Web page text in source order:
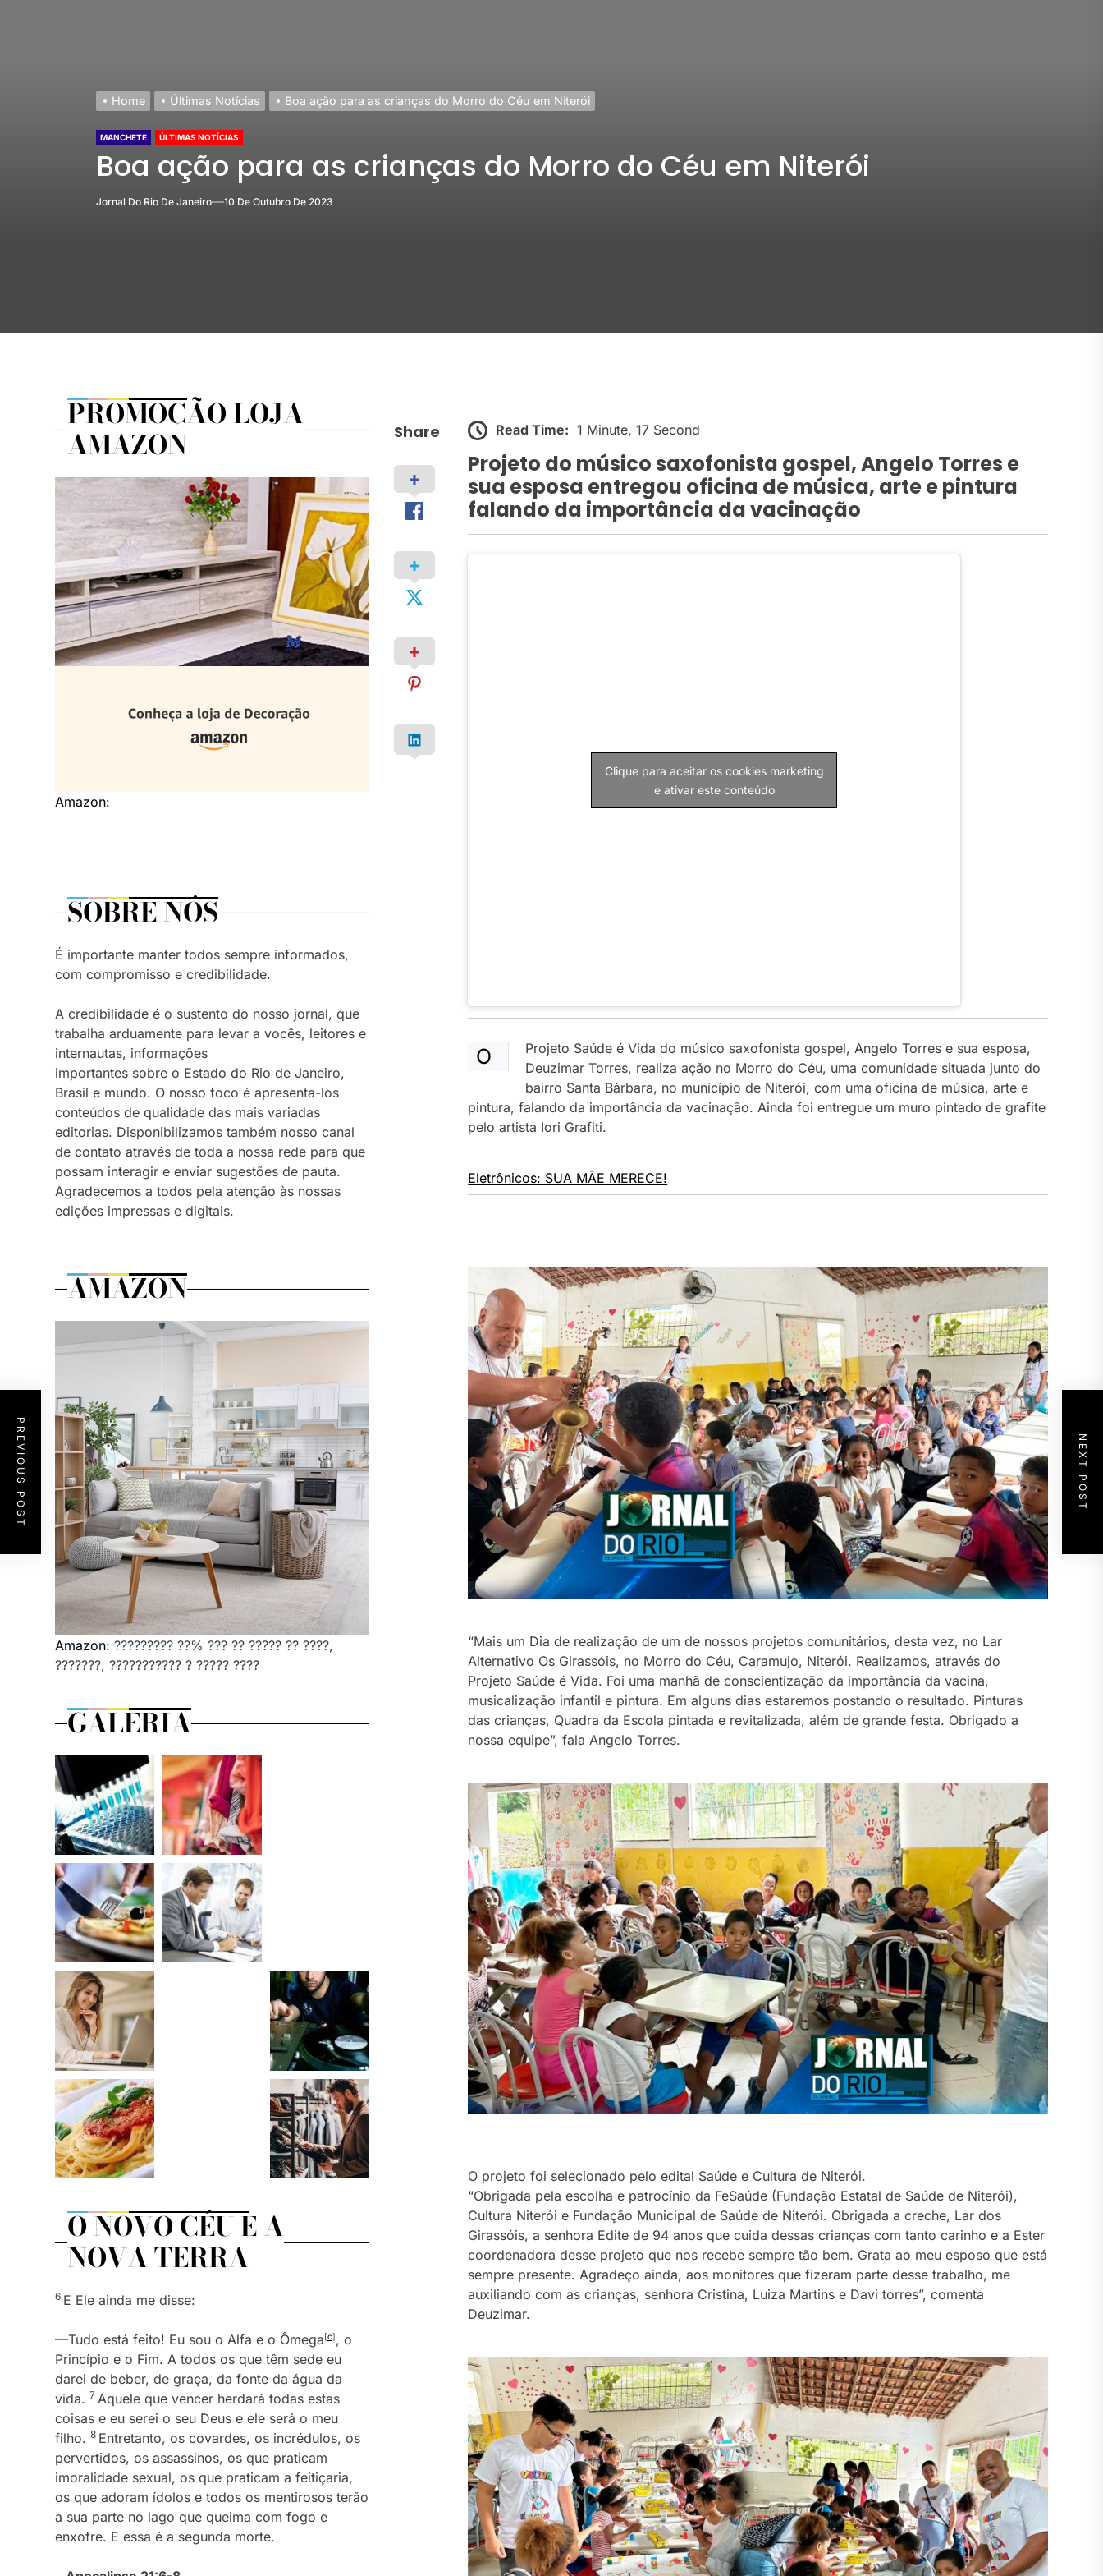
Home Últimas Notícias Boa ação para as crianças do Morro do Céu em Niterói
MANCHETE ÚLTIMAS NOTÍCIAS
Boa ação para as crianças do Morro do Céu em Niterói
Jornal Do Rio De Janeiro 10 De Outubro De 2023
Share Read Time: 1 Minute, 17 Second
Projeto do músico saxofonista gospel, Angelo Torres e
sua esposa entregou oficina de música, arte e pintura
falando da importância da vacinação
Clique para aceitar os cookies marketing
e ativar este conteúdo
O
Projeto Saúde é Vida do músico saxofonista gospel, Angelo Torres e sua esposa,
Deuzimar Torres, realiza ação no Morro do Céu, uma comunidade situada junto do
bairro Santa Bárbara, no município de Niterói, com uma oficina de música, arte e
pintura, falando da importância da vacinação. Ainda foi entregue um muro pintado de grafite
pelo artista Iori Grafiti.
Eletrônicos: SUA MÃE MERECE!
“Mais um Dia de realização de um de nossos projetos comunitários, desta vez, no Lar
Alternativo Os Girassóis, no Morro do Céu, Caramujo, Niterói. Realizamos, através do
Projeto Saúde é Vida. Foi uma manhã de conscientização da importância da vacina,
musicalização infantil e pintura. Em alguns dias estaremos postando o resultado. Pinturas
das crianças, Quadra da Escola pintada e revitalizada, além de grande festa. Obrigado a
nossa equipe”, fala Angelo Torres.
O projeto foi selecionado pelo edital Saúde e Cultura de Niterói.
“Obrigada pela escolha e patrocínio da FeSaúde (Fundação Estatal de Saúde de Niterói),
Cultura Niterói e Fundação Municipal de Saúde de Niterói. Obrigada a creche, Lar dos
Girassóis, a senhora Edite de 94 anos que cuida dessas crianças com tanto carinho e a Ester
coordenadora desse projeto que nos recebe sempre tão bem. Grata ao meu esposo que está
sempre presente. Agradeço ainda, aos monitores que fizeram parte desse trabalho, me
auxiliando com as crianças, senhora Cristina, Luiza Martins e Davi torres”, comenta
Deuzimar.
PREVIOUS POST NEXT POST
PROMOÇÃO LOJA
AMAZON
Amazon:
SOBRE NÓS
É importante manter todos sempre informados,
com compromisso e credibilidade.
A credibilidade é o sustento do nosso jornal, que
trabalha arduamente para levar a vocês, leitores e
internautas, informações
importantes sobre o Estado do Rio de Janeiro,
Brasil e mundo. O nosso foco é apresenta-los
conteúdos de qualidade das mais variadas
editorias. Disponibilizamos também nosso canal
de contato através de toda a nossa rede para que
possam interagir e enviar sugestões de pauta.
Agradecemos a todos pela atenção às nossas
edições impressas e digitais.
AMAZON
Amazon: ????????? ??% ??? ?? ????? ?? ????,
???????, ??????????? ? ????? ????
GALERIA
O NOVO CÉU E A
NOVA TERRA
6 E Ele ainda me disse:
—Tudo está feito! Eu sou o Alfa e o Ômega[c], o
Princípio e o Fim. A todos os que têm sede eu
darei de beber, de graça, da fonte da água da
vida. 7 Aquele que vencer herdará todas estas
coisas e eu serei o seu Deus e ele será o meu
filho. 8 Entretanto, os covardes, os incrédulos, os
pervertidos, os assassinos, os que praticam
imoralidade sexual, os que praticam a feitiçaria,
os que adoram ídolos e todos os mentirosos terão
a sua parte no lago que queima com fogo e
enxofre. E essa é a segunda morte.